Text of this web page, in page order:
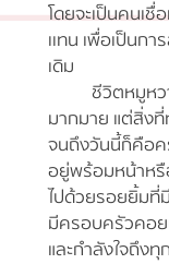
โดยจะเป็นคนเ
เเทน เพื่อเป็นก
เดิม
ชีวิตหมูหวา
มากมาย แต่สิ่ง
จนถึงวันนี้ก็คือค
อยู่พร้อมหน้าหรื
ไปด้วยรอยยิ้มที่
มีครอบครัวคอ
และกำลังใจถึง